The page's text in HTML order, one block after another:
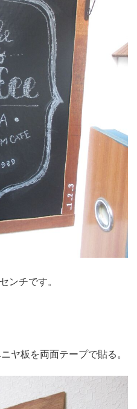
ンチです。
ヤ板を両面テープで貼る。